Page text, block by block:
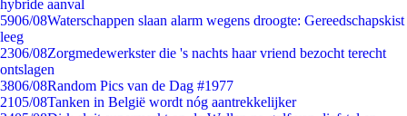
hybride aanval
5906/08Waterschappen slaan alarm wegens droogte: Gereedschapskist
leeg
2306/08Zorgmedewerkster die 's nachts haar vriend bezocht terecht
ontslagen
3806/08Random Pics van de Dag #1977
2105/08Tanken in België wordt nóg aantrekkelijker